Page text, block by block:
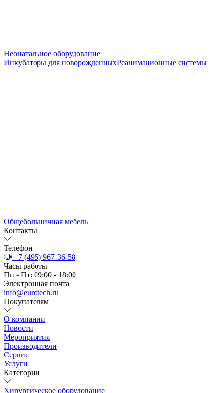
Неонатальное оборудование
Инкубаторы для новорожденныхРеанимационные системы
Общебольничная мебель
Контакты
Телефон
+7 (495) 967-36-58
Часы работы
Пн - Пт: 09:00 - 18:00
Электронная почта
info@eurotech.ru
Покупателям
О компании
Новости
Мероприятия
Производители
Сервис
Услуги
Категории
Хирургическое оборудование